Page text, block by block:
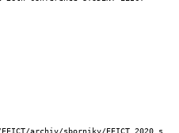
archiv/sborniky/EEICT_2020_s